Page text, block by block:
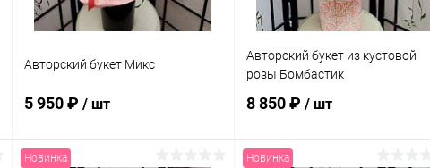
Авторский букет Микс
5 950 ₽ / шт
Авторский букет из кустовой
розы Бомбастик
8 850 ₽ / шт
Новинка Новинка